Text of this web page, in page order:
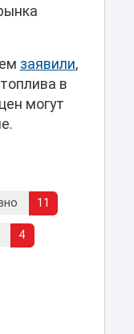
заявили,
в
могут
11
4